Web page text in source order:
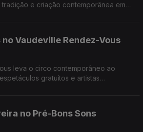
e criação contemporânea em
Vaudeville Rendez-Vous
leva o circo contemporâneo ao
gratuitos e artistas
no Pré-Bons Sons